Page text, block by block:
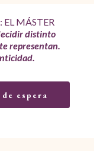
EL MÁSTER
distinto
representan.
espera